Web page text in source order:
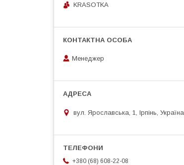
KRASOTKA
Менеджер
вул. Ярославська, 1, Ірпінь, Україна
+380 (68) 608-22-08